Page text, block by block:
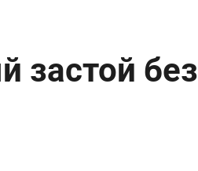
застой без